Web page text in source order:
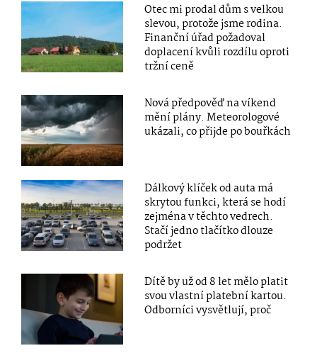
Otec mi prodal dům s velkou
slevou, protože jsme rodina.
Finanční úřad požadoval
doplacení kvůli rozdílu oproti
tržní ceně
Nová předpověď na víkend
mění plány. Meteorologové
ukázali, co přijde po bouřkách
Dálkový klíček od auta má
skrytou funkci, která se hodí
zejména v těchto vedrech.
Stačí jedno tlačítko dlouze
podržet
Dítě by už od 8 let mělo platit
svou vlastní platební kartou.
Odborníci vysvětlují, proč